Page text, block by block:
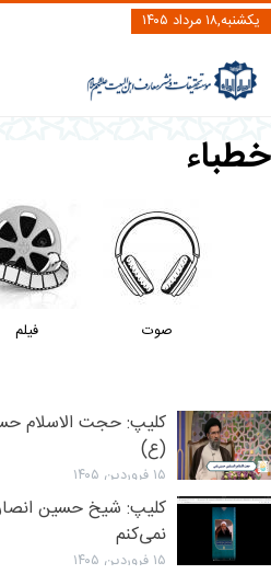
یکشنبه,۱۸ مرداد ۱۴۰۵
خطباء
صوت فیلم
کلیپ: حجت الاسلام
(ع)
۱۵ فروردین ۱۴۰۵
کلیپ: شیخ حسین
نمی‌کنم
۱۵ فروردین ۱۴۰۵